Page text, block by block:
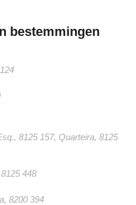
bestemmingen
8125 157, Quarteira, 8125
448
8200 394